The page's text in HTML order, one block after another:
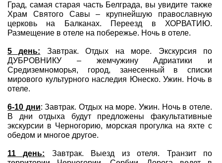
Град, самая старая часть Белграда, вы увидите также
Храм Святого Савы – крупнейшую православную
церковь на Балканах. Переезд в ХОРВАТИЮ.
Размещение в отеле на побережье. Ночь в отеле.
5 день: Завтрак. Отдых на море. Экскурсия по
ДУБРОВНИКУ – жемчужину Адриатики и
Средиземноморья, город, занесенный в списки
мирового культурного наследия Юнеско. Ужин. Ночь в
отеле.
6-10 дни: Завтрак. Отдых на море. Ужин. Ночь в отеле.
В дни отдыха будут предложены факультативные
экскурсии в Черногорию, морская прогулка на яхте с
обедом и многое другое.
11 день: Завтрак. Выезд из отеля. Транзит по